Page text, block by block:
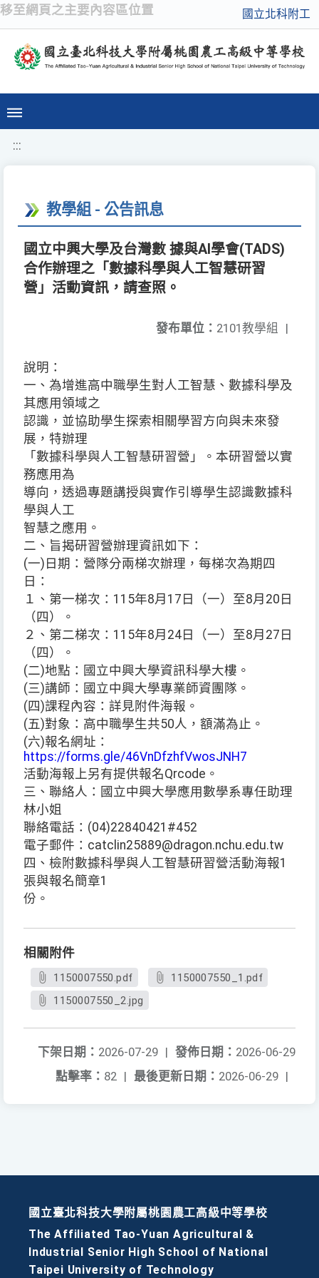
移至網頁之主要內容區位置 國立北科附工
:::
教學組 - 公告訊息
國立中興大學及台灣數 據與AI學會(TADS)
合作辦理之「數據科學與人工智慧研習
營」活動資訊，請查照。
發布單位： 2101教學組 |
說明：
一、為增進高中職學生對人工智慧、數據科學及
其應用領域之
認識，並協助學生探索相關學習方向與未來發
展，特辦理
「數據科學與人工智慧研習營」。本研習營以實
務應用為
導向，透過專題講授與實作引導學生認識數據科
學與人工
智慧之應用。
二、旨揭研習營辦理資訊如下：
(一)日期：營隊分兩梯次辦理，每梯次為期四
日：
１、第一梯次：115年8月17日（一）至8月20日
（四）。
２、第二梯次：115年8月24日（一）至8月27日
（四）。
(二)地點：國立中興大學資訊科學大樓。
(三)講師：國立中興大學專業師資團隊。
(四)課程內容：詳見附件海報。
(五)對象：高中職學生共50人，額滿為止。
(六)報名網址：
https://forms.gle/46VnDfzhfVwosJNH7
活動海報上另有提供報名Qrcode。
三、聯絡人：國立中興大學應用數學系專任助理
林小姐
聯絡電話：(04)22840421#452
電子郵件：catclin25889@dragon.nchu.edu.tw
四、檢附數據科學與人工智慧研習營活動海報1
張與報名簡章1
份。
相關附件
1150007550.pdf
1150007550_1.pdf
1150007550_2.jpg
發佈日期： 2026-06-29
下架日期： 2026-07-29 |
最後更新日期： 2026-06-29 |
點擊率： 82 |
國立臺北科技大學附屬桃園農工高級中等學校
The Affiliated Tao-Yuan Agricultural &
Industrial Senior High School of National
Taipei University of Technology